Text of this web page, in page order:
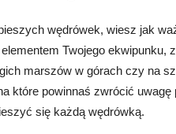
wędrówek, wiesz jak
Twojego ekwipunku,
marszów w górach czy na
które powinnaś zwrócić
się każdą wędrówką.